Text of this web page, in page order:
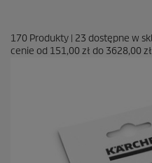
170 Produkty | 23 dostępne w
cenie od 151,00 zł do 3628,00 zł